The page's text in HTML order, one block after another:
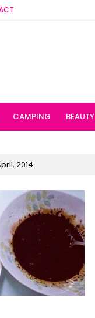
CAMPING BEAUTY
2014